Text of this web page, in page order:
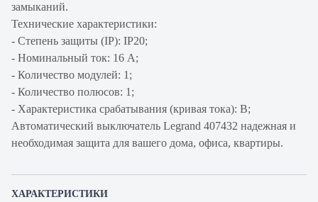
замыканий.
Технические характеристики:
- Степень защиты (IP): IP20;
- Номинальный ток: 16 А;
- Количество модулей: 1;
- Количество полюсов: 1;
- Характеристика срабатывания (кривая тока): В;
Автоматический выключатель Legrand 407432 надежная и
необходимая защита для вашего дома, офиса, квартиры.
ХАРАКТЕРИСТИКИ